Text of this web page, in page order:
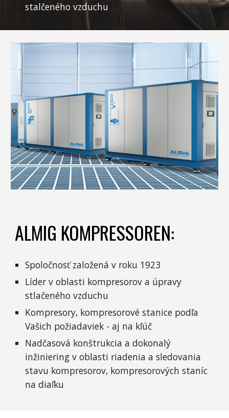
stalčeného vzduchu
ALMIG KOMPRESSOREN:
Spoločnosť založená v roku 1923
Líder v oblasti kompresorov a úpravy
stlačeného vzduchu
Kompresory, kompresorové stanice podľa
Vašich požiadaviek - aj na kľúč
Nadčasová konštrukcia a dokonalý
inžiniering v oblasti riadenia a sledovania
stavu kompresorov, kompresorových staníc
na diaľku